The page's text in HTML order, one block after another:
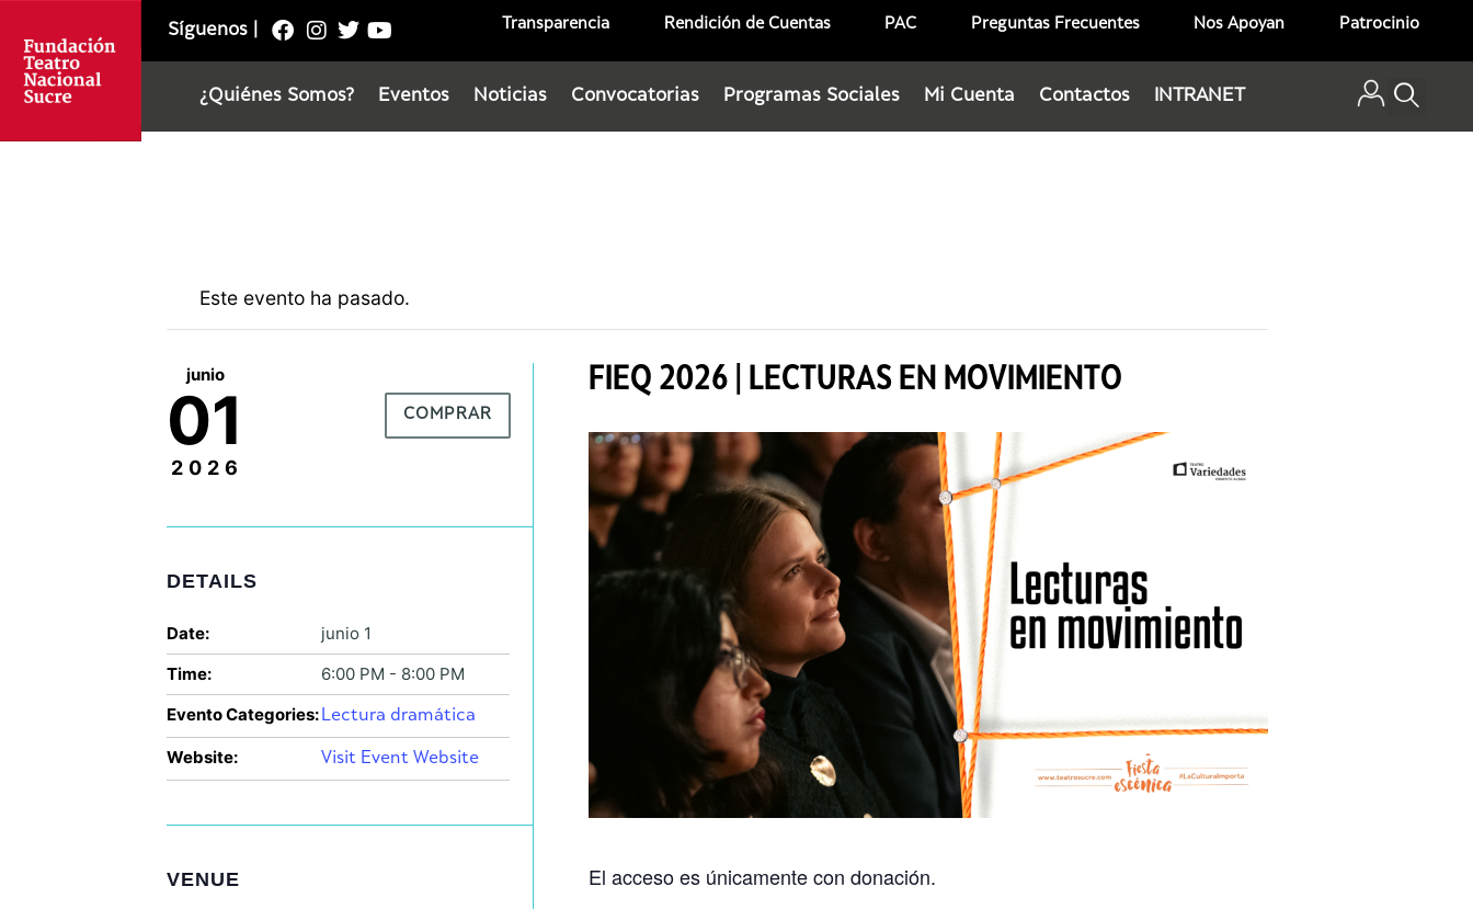
Síguenos Transparencia Rendición de Cuentas PAC Preguntas Frecuentes Nos Apoyan Patrocinio
¿Quiénes Somos? Eventos Noticias Convocatorias Programas Sociales Mi Cuenta Contactos INTRANET
Este evento ha pasado.
FIEQ 2026 | LECTURAS EN MOVIMIENTO
El acceso es únicamente con donación.
junio
01
2026
COMPRAR
DETAILS
Date:
junio 1
Time:
6:00 PM - 8:00 PM
Evento Categories: Lectura dramática
Website: Visit Event Website
VENUE